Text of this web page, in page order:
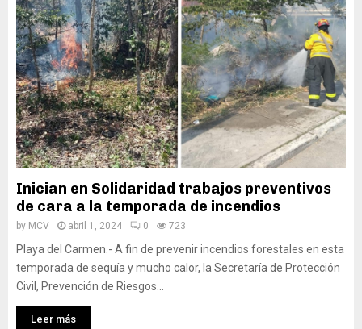
Inician en Solidaridad trabajos preventivos
de cara a la temporada de incendios
by MCV abril 1, 2024 0 723
Playa del Carmen.- A fin de prevenir incendios forestales en esta
temporada de sequía y mucho calor, la Secretaría de Protección
Civil, Prevención de Riesgos...
Leer más